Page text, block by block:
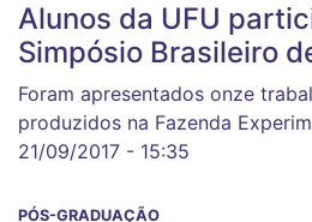
Alunos da UFU
Simpósio Brasileiro
Foram apresentados onze
produzidos na Fazenda
21/09/2017 - 15:35
PÓS-GRADUAÇÃO